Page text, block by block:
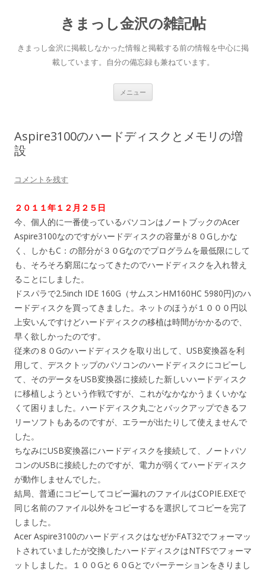
きまっし金沢の雑記帖
きまっし金沢に掲載しなかった情報と掲載する前の情報を中心に掲
載しています。自分の備忘録も兼ねています。
メニュー
ス
Aspire3100のハードディスクとメモリの増
設
コメントを残す
２０１１年１２月２５日
今、個人的に一番使っているパソコンはノートブックのAcer
Aspire3100なのですがハードディスクの容量が８０Gしかな
く、しかもC：の部分が３０Gなのでプログラムを最低限にして
も、そろそろ窮屈になってきたのでハードディスクを入れ替え
ることにしました。
ドスパラで2.5inch IDE 160G（サムスンHM160HC 5980円)のハ
ードディスクを買ってきました。ネットのほうが１０００円以
上安いんですけどハードディスクの移植は時間がかかるので、
早く欲しかったのです。
従来の８０Gのハードディスクを取り出して、USB変換器を利
用して、デスクトップのパソコンのハードディスクにコピーし
て、そのデータをUSB変換器に接続した新しいハードディスク
に移植しようという作戦ですが、これがなかなかうまくいかな
くて困りました。ハードディスク丸ごとバックアップできるフ
リーソフトもあるのですが、エラーが出たりして使えませんで
した。
ちなみにUSB変換器にハードディスクを接続して、ノートパソ
コンのUSBに接続したのですが、電力が弱くてハードディスク
が動作しませんでした。
結局、普通にコピーしてコピー漏れのファイルはCOPIE.EXEで
同じ名前のファイル以外をコピーするを選択してコピーを完了
しました。
Acer Aspire3100のハードディスクはなぜかFAT32でフォーマッ
トされていましたが交換したハードディスクはNTFSでフォーマ
ットしました。１００Gと６０Gとでパーテーションをきりまし